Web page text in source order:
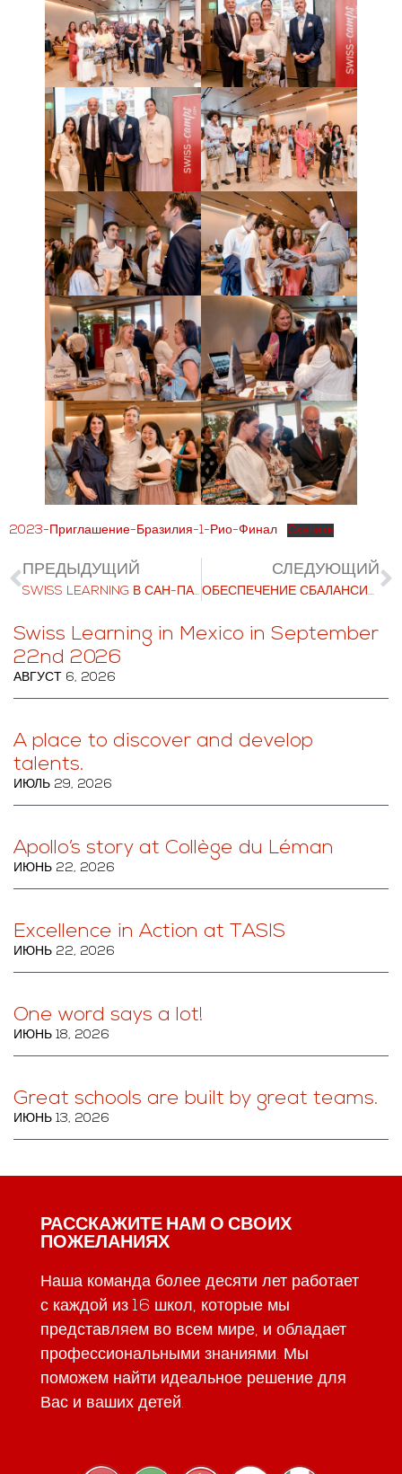
2023-Приглашение-Бразилия-1-Рио-Финал Скачать
ПРЕДЫДУЩИЙ
SWISS LEARNING В САН-ПАУЛУ 28 СЕНТЯБРЯ 2023 Г.
СЛЕДУЮЩИЙ
ОБЕСПЕЧЕНИЕ СБАЛАНСИРОВАННОГО ОПЫТА ДЛЯ НАШИХ СТУДЕНТОВ
Swiss Learning in Mexico in September
22nd 2026
АВГУСТ 6, 2026
A place to discover and develop
talents.
ИЮЛЬ 29, 2026
Apollo’s story at Collège du Léman
ИЮНЬ 22, 2026
Excellence in Action at TASIS
ИЮНЬ 22, 2026
One word says a lot!
ИЮНЬ 18, 2026
Great schools are built by great teams.
ИЮНЬ 13, 2026
РАССКАЖИТЕ НАМ О СВОИХ
ПОЖЕЛАНИЯХ
Наша команда более десяти лет работает
с каждой из 16 школ, которые мы
представляем во всем мире, и обладает
профессиональными знаниями. Мы
поможем найти идеальное решение для
Вас и ваших детей.